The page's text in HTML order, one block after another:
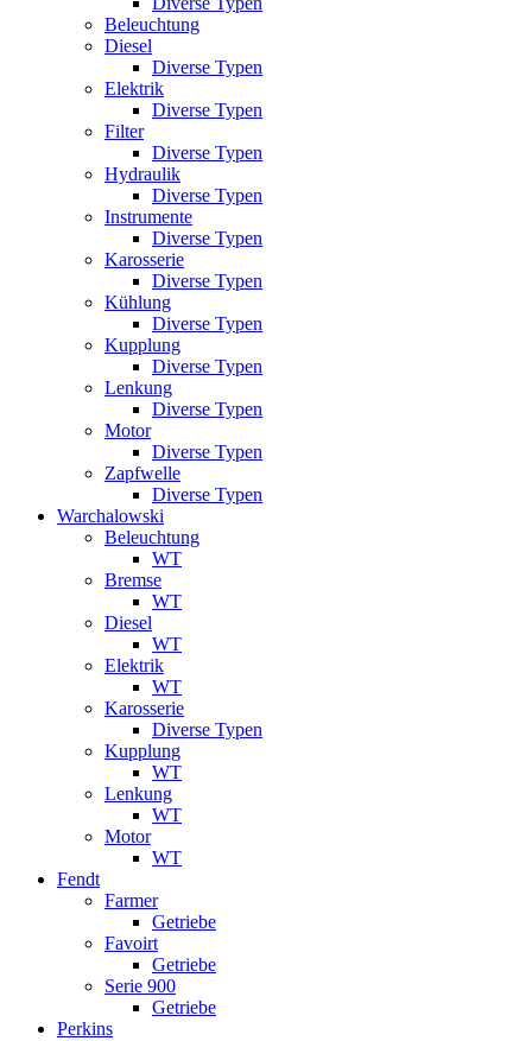
Beleuchtung
Diesel
Diverse Typen
Elektrik
Diverse Typen
Filter
Diverse Typen
Hydraulik
Diverse Typen
Instrumente
Diverse Typen
Karosserie
Diverse Typen
Kühlung
Diverse Typen
Kupplung
Diverse Typen
Lenkung
Diverse Typen
Motor
Diverse Typen
Zapfwelle
Diverse Typen
Warchalowski
Beleuchtung
WT
Bremse
WT
Diesel
WT
Elektrik
WT
Karosserie
Diverse Typen
Kupplung
WT
Lenkung
WT
Motor
WT
Fendt
Farmer
Getriebe
Favoirt
Getriebe
Serie 900
Getriebe
Perkins